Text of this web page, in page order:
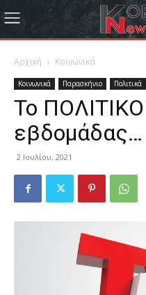
Αρχική Κοινωνικά
Κοινωνικά Παρασκήνιο Πολιτικά
Το
εβδομάδας…
2 Ιουλίου, 2021